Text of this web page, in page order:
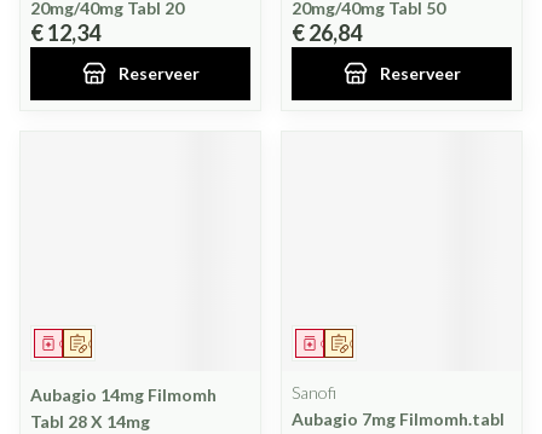
20mg/40mg Tabl 20
€ 12,34
Reserveer
20mg/40mg Tabl 50
€ 26,84
Reserveer
Op voorschrift
Geneesmiddel
Aubagio 14mg Filmomh
Tabl 28 X 14mg
Op voorschrift
Geneesmiddel
Sanofi
Aubagio 7mg Filmomh.tabl